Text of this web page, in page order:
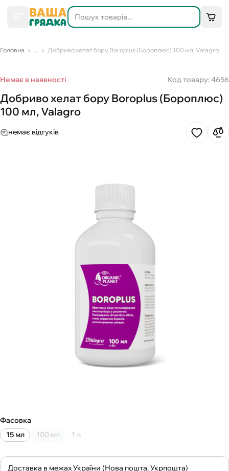
Головна ... Добриво хелат бору Boroplus (Бороплюс) 100 мл, Valagro
Немає в наявності Код товару: 4656
Добриво хелат бору Boroplus (Бороплюс)
100 мл, Valagro
немає відгуків
Фасовка
15 мл
100 мл 1 л
Доставка в межах України (Нова пошта, Укрпошта)